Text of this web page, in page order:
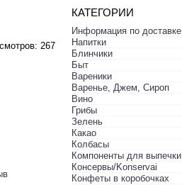
КАТЕГОРИИ
Информация по доставке
Hапитки
Блинчики
Быт
Вареники
Варенье, Джем, Сироп
Вино
Грибы
Зелень
Какао
Колбасы
Компоненты для выпечки
Консервы/Konservai
Конфеты в кoробочках
267